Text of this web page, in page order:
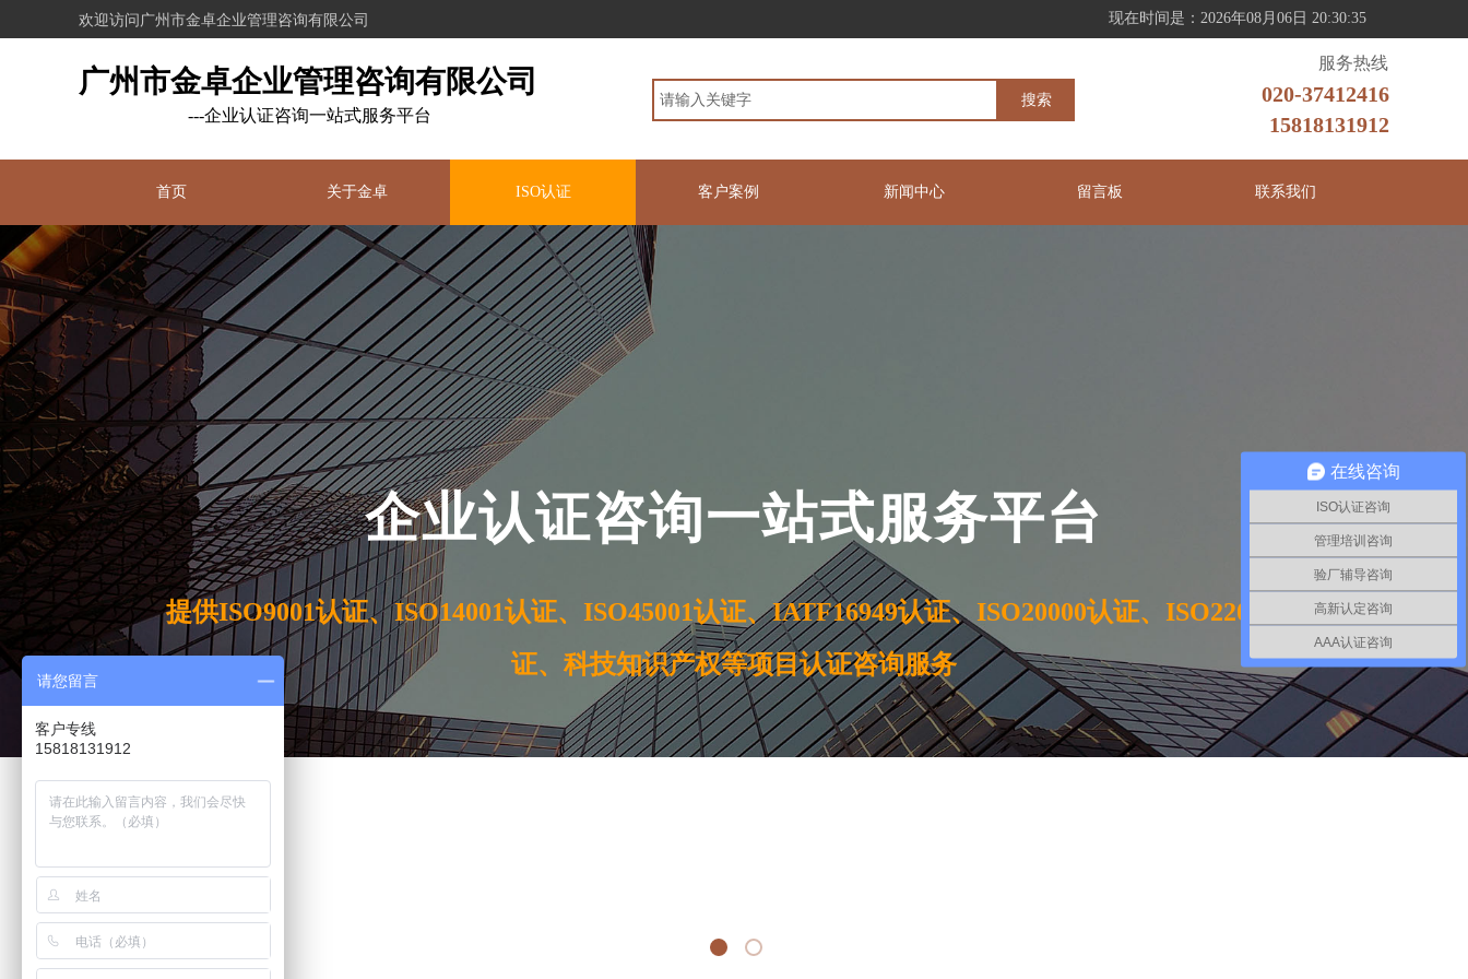
欢迎访问广州市金卓企业管理咨询有限公司 现在时间是：2026年08月06日 20:30:35
服务热线
广州市金卓企业管理咨询有限公司
搜索
020-37412416
15818131912
---企业认证咨询一站式服务平台
首页 关于金卓 ISO认证 客户案例 新闻中心 留言板 联系我们
企业认证咨询一站式服务平台
提供ISO9001认证、ISO14001认证、ISO45001认证、IATF16949认证、ISO20000认证、ISO22000认
证、科技知识产权等项目认证咨询服务
在线咨询
ISO认证咨询
管理培训咨询
验厂辅导咨询
高新认定咨询
AAA认证咨询
请您留言
客户专线
15818131912